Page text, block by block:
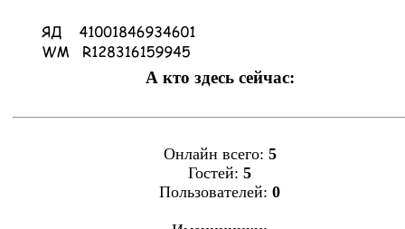
А кто здесь сейчас:
Онлайн всего: 5
Гостей: 5
Пользователей: 0